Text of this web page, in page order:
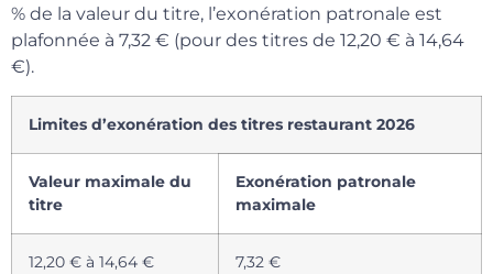
% de la valeur du titre, l’exonération patronale est
plafonnée à 7,32 € (pour des titres de 12,20 € à 14,64
€).
Limites d’exonération des titres restaurant 2026
Valeur maximale du
titre
Exonération patronale
maximale
12,20 € à 14,64 € 7,32 €